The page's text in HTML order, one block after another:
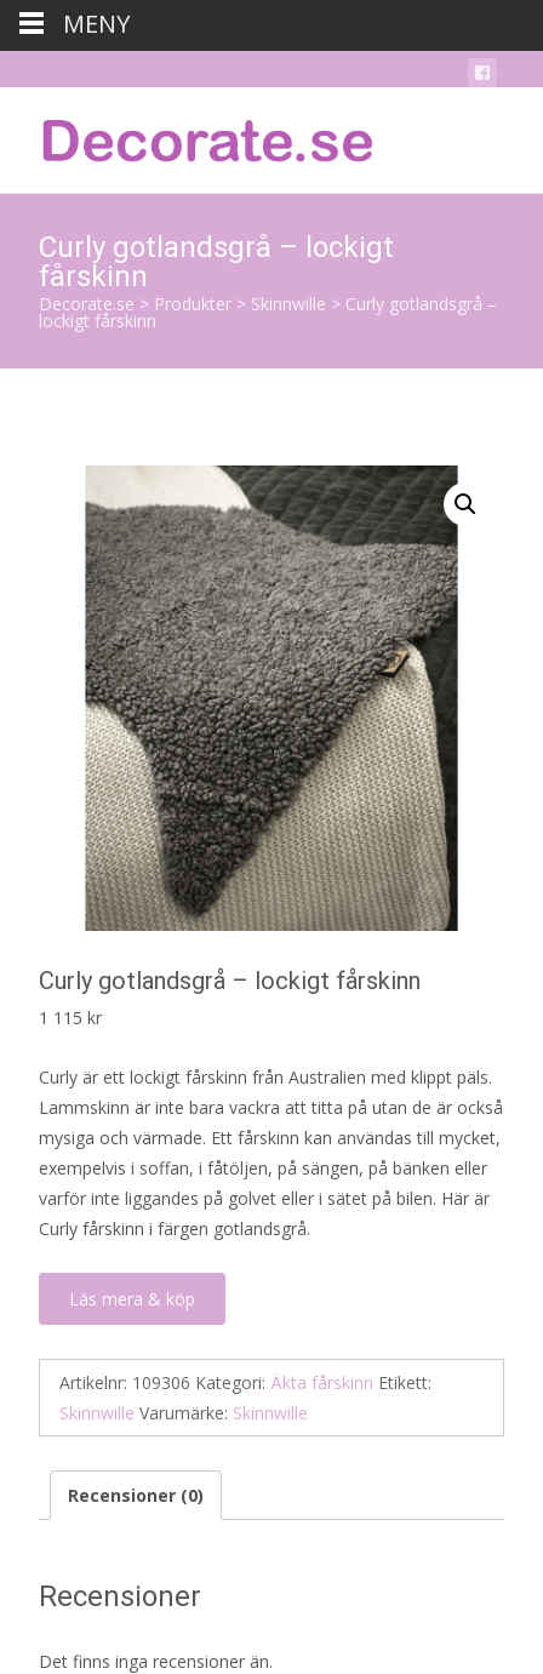
Curly gotlandsgrå – lockigt
fårskinn
Decorate.se > Produkter > Skinnwille > Curly gotlandsgrå –
lockigt fårskinn
Curly gotlandsgrå – lockigt fårskinn
1 115 kr
Curly är ett lockigt fårskinn från Australien med klippt päls.
Lammskinn är inte bara vackra att titta på utan de är också
mysiga och värmade. Ett fårskinn kan användas till mycket,
exempelvis i soffan, i fåtöljen, på sängen, på bänken eller
varför inte liggandes på golvet eller i sätet på bilen. Här är
Curly fårskinn i färgen gotlandsgrå.
Läs mera & köp
Artikelnr: 109306 Kategori: Äkta fårskinn Etikett:
Skinnwille Varumärke: Skinnwille
Recensioner (0)
Recensioner
Det finns inga recensioner än.
MENY